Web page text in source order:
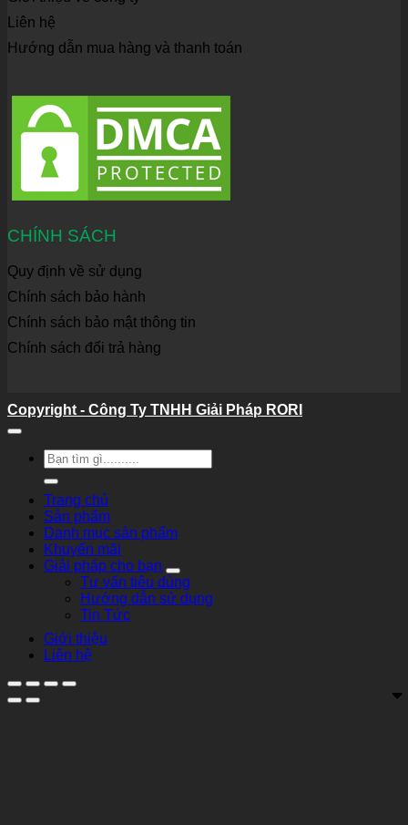
Liên hệ
Hướng dẫn mua hàng và thanh toán
CHÍNH SÁCH
Quy định về sử dụng
Chính sách bảo hành
Chính sách bảo mật thông tin
Chính sách đổi trả hàng
Copyright - Công Ty TNHH Giải Pháp RORI
Tìm
kiếm:
Trang chủ
Sản phẩm
Danh mục sản phẩm
Khuyến mãi
Giải pháp cho bạn
Tư vấn tiêu dùng
Hướng dẫn sử dụng
Tin Tức
Giới thiệu
Liên hệ